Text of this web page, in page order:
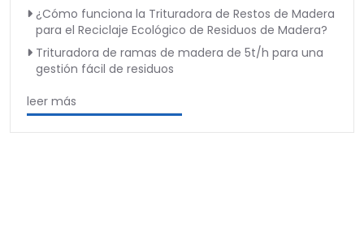
¿Cómo funciona la Trituradora de Restos de Madera
para el Reciclaje Ecológico de Residuos de Madera?
Trituradora de ramas de madera de 5t/h para una
gestión fácil de residuos
leer más